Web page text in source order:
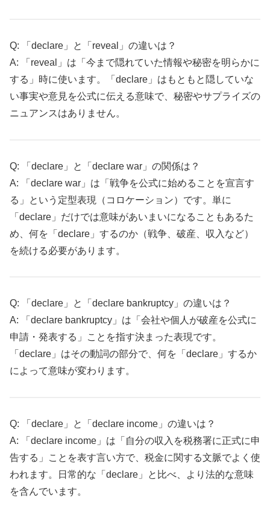
Q: 「declare」と「reveal」の違いは？
A: 「reveal」は「今まで隠れていた情報や秘密を明らかに
する」時に使います。「declare」はもともと隠していな
い事実や意見を公式に伝える意味で、秘密やサプライズの
ニュアンスはありません。
Q: 「declare」と「declare war」の関係は？
A: 「declare war」は「戦争を公式に始めることを宣言す
る」という定型表現（コロケーション）です。単に
「declare」だけでは意味があいまいになることもあるた
め、何を「declare」するのか（戦争、破産、収入など）
を続ける必要があります。
Q: 「declare」と「declare bankruptcy」の違いは？
A: 「declare bankruptcy」は「会社や個人が破産を公式に
申請・発表する」ことを指す決まった表現です。
「declare」はその動詞の部分で、何を「declare」するか
によって意味が変わります。
Q: 「declare」と「declare income」の違いは？
A: 「declare income」は「自分の収入を税務署に正式に申
告する」ことを表す言い方で、税金に関する文脈でよく使
われます。日常的な「declare」と比べ、より法的な意味
を含んでいます。